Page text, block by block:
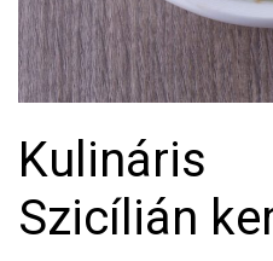
Szicílián